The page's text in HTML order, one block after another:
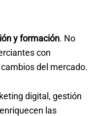
y formación. No
con
del mercado.
digital, gestión
las